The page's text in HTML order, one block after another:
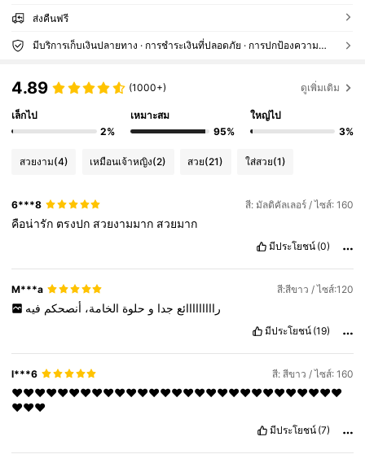
ส่งคืนฟรี
มีบริการเก็บเงินปลายทาง · การชำระเงินที่ปลอดภัย · การปกป้องความเป็นส่วนตัว
4.89 (1000+) ดูเพิ่มเติม
เล็กไป
2%
เหมาะสม
95%
ใหญ่ไป
3%
สวยงาม(4) เหมือนเจ้าหญิง(2) สวย(21) ใส่สวย(1)
6***8 สี: มัลติคัลเลอร์ / ไซส์: 160
คือน่ารัก ตรงปก สวยงามมาก สวยมาก
มีประโยชน์ (0)
M***a สี:สีขาว / ไซส์:120
رااااااااائع جدا و حلوة الخامة، أنصحكم فيه
มีประโยชน์ (19)
l***6 สี: สีขาว / ไซส์: 160
❤️❤️❤️❤️❤️❤️❤️❤️❤️❤️❤️❤️❤️❤️❤️❤️❤️❤️❤️❤️❤️❤️❤️❤️❤️❤️❤️❤️❤️
❤️❤️❤️
มีประโยชน์ (7)